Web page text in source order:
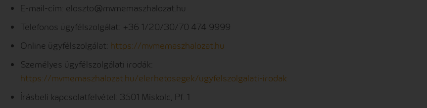
E-mail-cím: eloszto@mvmemaszhalozat.hu
Telefonos ügyfélszolgálat: +36 1/20/30/70 474 9999
Online ügyfélszolgálat: https://mvmemaszhalozat.hu
Személyes ügyfélszolgálati irodák:
https://mvmemaszhalozat.hu/elerhetosegek/ugyfelszolgalati-irodak
Írásbeli kapcsolatfelvétel: 3501 Miskolc, Pf. 1